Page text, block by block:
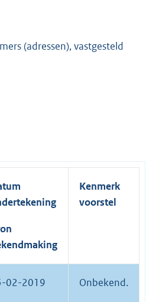
(adressen), vastgesteld
Kenmerk
voorstel
02-2019 Onbekend.